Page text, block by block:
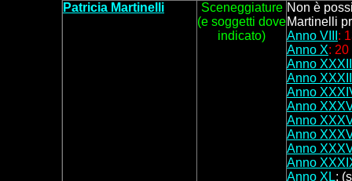
Patricia Martinelli
Sceneggiature
(e soggetti dove
indicato)
Non è
Martinelli
Anno VIII :
Anno X: 20
Anno XXXII
Anno
Anno
Anno
Anno
Anno
Anno
Anno
Anno XL: